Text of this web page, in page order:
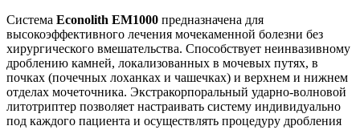
Система Econolith ЕМ1000 предназначена для
высокоэффективного лечения мочекаменной болезни без
хирургического вмешательства. Способствует неинвазивному
дроблению камней, локализованных в мочевых путях, в
почках (почечных лоханках и чашечках) и верхнем и нижнем
отделах мочеточника. Экстракорпоральный ударно-волновой
литотриптер позволяет настраивать систему индивидуально
под каждого пациента и осуществлять процедуру дробления